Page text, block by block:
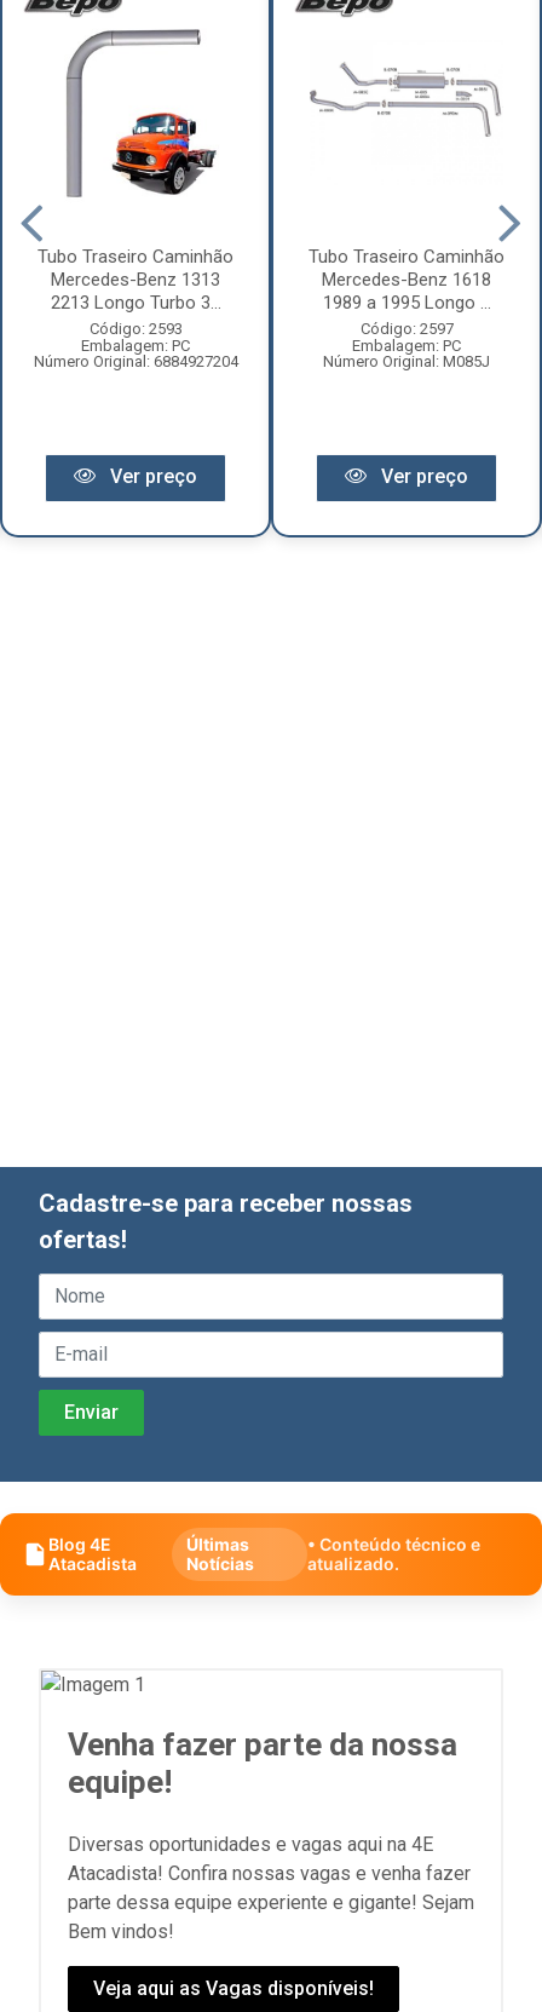
Tubo Traseiro Caminhão
Mercedes-Benz 1313
2213 Longo Turbo 3...
Código: 2593
Embalagem: PC
Número Original: 6884927204
Ver preço
Tubo Traseiro Caminhão
Mercedes-Benz 1618
1989 a 1995 Longo ...
Código: 2597
Embalagem: PC
Número Original: M085J
Ver preço
Cadastre-se para receber nossas
ofertas!
Blog 4E
Atacadista
Últimas
Notícias
• Conteúdo técnico e
atualizado.
Venha fazer parte da nossa
equipe!
Diversas oportunidades e vagas aqui na 4E
Atacadista! Confira nossas vagas e venha fazer
parte dessa equipe experiente e gigante! Sejam
Bem vindos!
Veja aqui as Vagas disponíveis!